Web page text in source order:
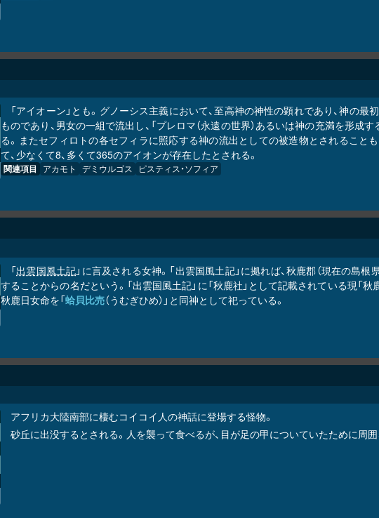
「アイオーン」とも。グノーシス主義において、至高神の神性の顕れであり、神の
ものであり、男女の一組で流出し、「プレロマ（永遠の世界）あるいは神の充満を形
る。またセフィロトの各セフィラに照応する神の流出としての被造物とされること
て、少なくて8、多くて365のアイオンが存在したとされる。
関連項目 アカモト デミウルゴス ピスティス・ソフィア
「出雲国風土記」に言及される女神。「出雲国風土記」に拠れば、秋鹿郡（現在の
することからの名だという。「出雲国風土記」に「秋鹿社」として記載されている現「秋
秋鹿日女命を「蛤貝比売（うむぎひめ）」と同神として祀っている。
アフリカ大陸南部に棲むコイコイ人の神話に登場する怪物。
砂丘に出没するとされる。人を襲って食べるが、目が足の甲についていたために周